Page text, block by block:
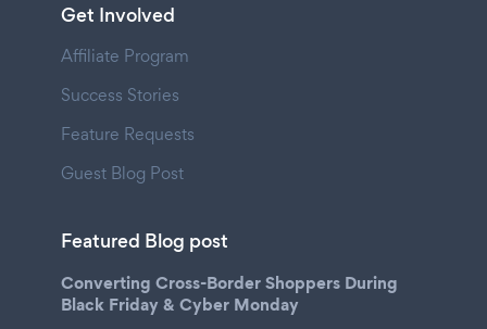
Get Involved
Affiliate Program
Success Stories
Feature Requests
Guest Blog Post
Featured Blog post
Converting Cross-Border Shoppers During
Black Friday & Cyber Monday